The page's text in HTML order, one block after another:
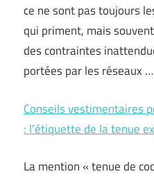
ce ne sont pas toujours
qui priment, mais
des contraintes
portées par les réseaux …
Conseils vestimentaires
: l’étiquette de la tenue
La mention « tenue de